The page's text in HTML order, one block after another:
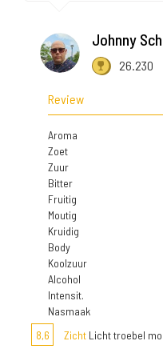
Johnny
26.230
Review
Aroma
Zoet
Zuur
Bitter
Fruitig
Moutig
Kruidig
Body
Koolzuur
Alcohol
Intensit.
Nasmaak
8,6
Zicht Licht troebel